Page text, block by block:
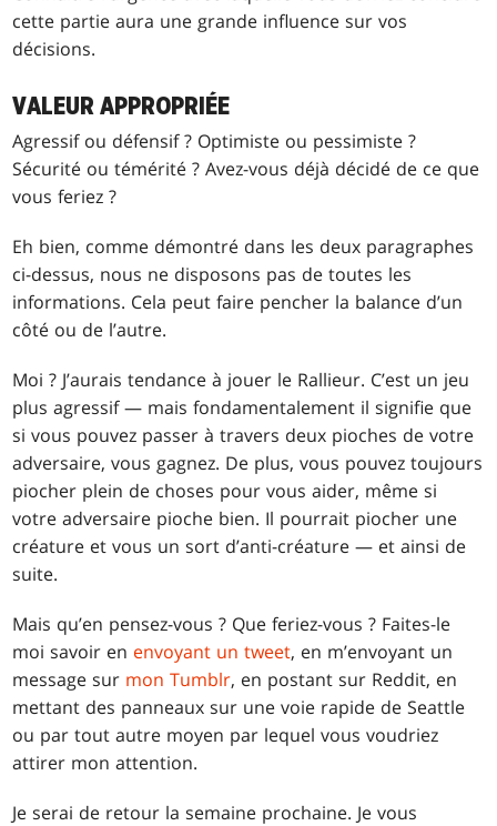
cette partie aura une grande influence sur vos
décisions.
VALEUR APPROPRIÉE
Agressif ou défensif ? Optimiste ou pessimiste ?
Sécurité ou témérité ? Avez-vous déjà décidé de ce que
vous feriez ?
Eh bien, comme démontré dans les deux paragraphes
ci-dessus, nous ne disposons pas de toutes les
informations. Cela peut faire pencher la balance d’un
côté ou de l’autre.
Moi ? J’aurais tendance à jouer le Rallieur. C’est un jeu
plus agressif — mais fondamentalement il signifie que
si vous pouvez passer à travers deux pioches de votre
adversaire, vous gagnez. De plus, vous pouvez toujours
piocher plein de choses pour vous aider, même si
votre adversaire pioche bien. Il pourrait piocher une
créature et vous un sort d’anti-créature — et ainsi de
suite.
Mais qu’en pensez-vous ? Que feriez-vous ? Faites-le
moi savoir en envoyant un tweet, en m’envoyant un
message sur mon Tumblr, en postant sur Reddit, en
mettant des panneaux sur une voie rapide de Seattle
ou par tout autre moyen par lequel vous voudriez
attirer mon attention.
Je serai de retour la semaine prochaine. Je vous